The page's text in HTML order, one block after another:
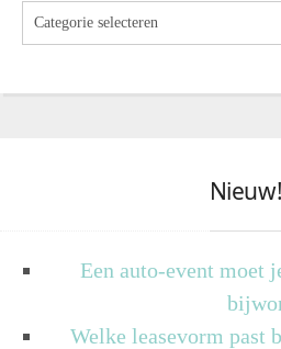
Nieuw!
Een auto-event moet
Welke leasevorm past